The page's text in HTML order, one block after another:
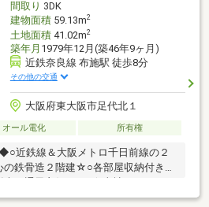
間取り 3DK
建物面積59.13m2
土地面積41.02m2
築年月 1979年12月(築46年9ヶ月)
近鉄奈良線 布施駅 徒歩8分
その他の交通
大阪府東大阪市足代北１
オール電化 所有権
近鉄線＆大阪メトロ千日前線の２
鉄骨造２階建☆○各部屋収納付きの
込めます♪リフォームモデルルームも